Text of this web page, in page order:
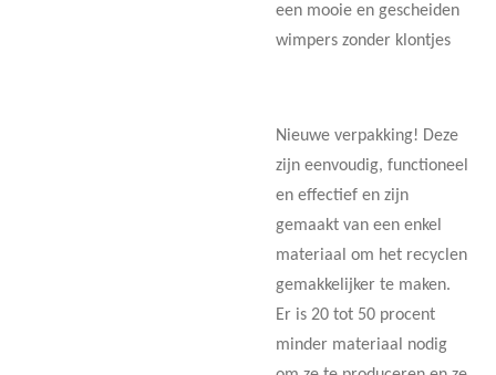
een mooie en gescheiden
wimpers zonder klontjes
Nieuwe verpakking! Deze
zijn eenvoudig, functioneel
en effectief en zijn
gemaakt van een enkel
materiaal om het recyclen
gemakkelijker te maken.
Er is 20 tot 50 procent
minder materiaal nodig